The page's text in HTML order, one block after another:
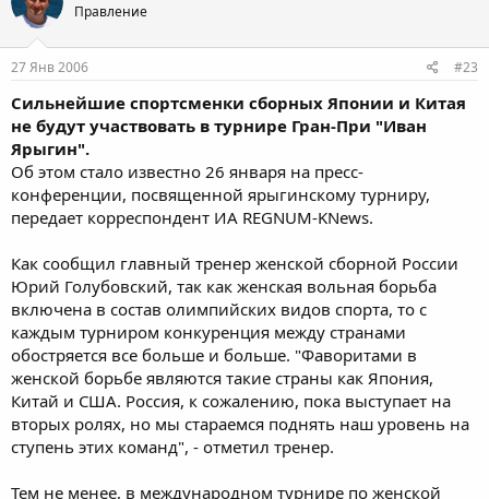
Правление
27 Янв 2006 #23
Сильнейшие спортсменки сборных Японии и Китая
не будут участвовать в турнире Гран-При "Иван
Ярыгин".
Об этом стало известно 26 января на пресс-
конференции, посвященной ярыгинскому турниру,
передает корреспондент ИА REGNUM-KNews.
Как сообщил главный тренер женской сборной России
Юрий Голубовский, так как женская вольная борьба
включена в состав олимпийских видов спорта, то с
каждым турниром конкуренция между странами
обостряется все больше и больше. "Фаворитами в
женской борьбе являются такие страны как Япония,
Китай и США. Россия, к сожалению, пока выступает на
вторых ролях, но мы стараемся поднять наш уровень на
ступень этих команд", - отметил тренер.
Тем не менее, в международном турнире по женской